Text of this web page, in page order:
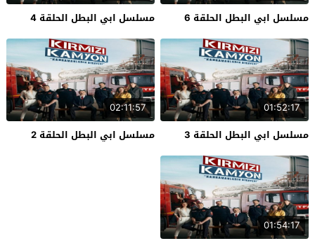
مسلسل ابي البطل الحلقة 6
مسلسل ابي البطل الحلقة 4
01:52:17
مسلسل ابي البطل الحلقة 3
02:11:57
مسلسل ابي البطل الحلقة 2
01:54:17